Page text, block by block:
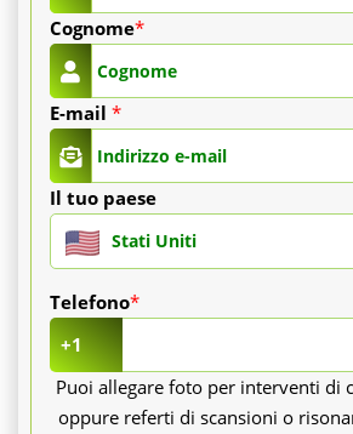
Cognome*
E-mail *
Il tuo paese
Stati Uniti
Telefono*
+1
Puoi allegare foto per interventi di
oppure referti di scansioni o